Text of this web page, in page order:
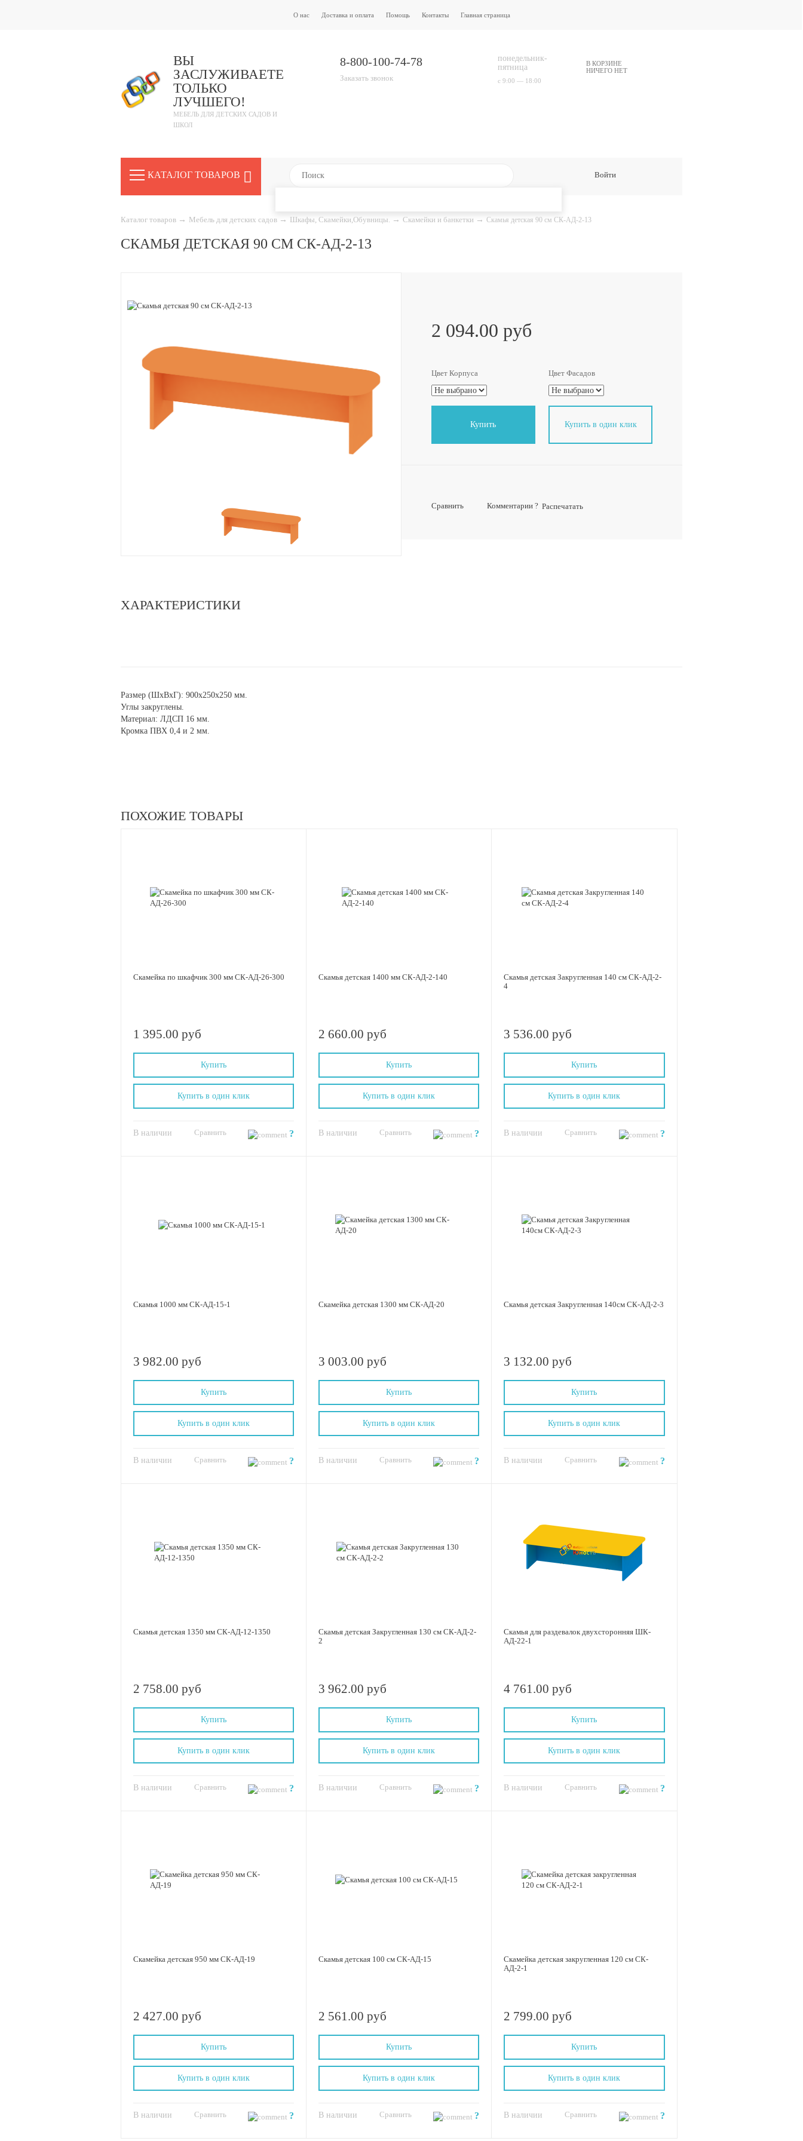
О нас Доставка и оплата Помощь Контакты Главная страница
ВЫ
ЗАСЛУЖИВАЕТЕ
ТОЛЬКО
ЛУЧШЕГО!
МЕБЕЛЬ ДЛЯ ДЕТСКИХ САДОВ И
ШКОЛ
8-800-100-74-78
Заказать звонок
понедельник-
пятница
с 9:00 — 18:00
В КОРЗИНЕ
НИЧЕГО НЕТ
КАТАЛОГ ТОВАРОВ Войти
Каталог товаров → Мебель для детских садов → Шкафы, Скамейки,Обувницы. → Скамейки и банкетки → Скамья детская 90 см СК-АД-2-13
СКАМЬЯ ДЕТСКАЯ 90 СМ СК-АД-2-13
2 094.00 руб
Цвет Корпуса Цвет Фасадов
Купить Купить в один клик
Сравнить Комментарии ? Распечатать
ХАРАКТЕРИСТИКИ
Размер (ШхВхГ): 900х250х250 мм.
Углы закруглены.
Материал: ЛДСП 16 мм.
Кромка ПВХ 0,4 и 2 мм.
ПОХОЖИЕ ТОВАРЫ
Скамейка по шкафчик 300 мм СК-АД-26-300
1 395.00 руб
Купить
В наличии Сравнить ?
Купить в один клик
Скамья детская 1400 мм СК-АД-2-140
2 660.00 руб
Купить
В наличии Сравнить ?
Купить в один клик
Скамья детская Закругленная 140 см СК-АД-2-
4
3 536.00 руб
Купить
В наличии Сравнить ?
Купить в один клик
Скамья 1000 мм СК-АД-15-1
3 982.00 руб
Купить
В наличии Сравнить ?
Купить в один клик
Скамейка детская 1300 мм СК-АД-20
3 003.00 руб
Купить
В наличии Сравнить ?
Купить в один клик
Скамья детская Закругленная 140см СК-АД-2-3
3 132.00 руб
Купить
В наличии Сравнить ?
Купить в один клик
Скамья детская 1350 мм СК-АД-12-1350
2 758.00 руб
Купить
В наличии Сравнить ?
Купить в один клик
Скамья детская Закругленная 130 см СК-АД-2-
2
3 962.00 руб
Купить
В наличии Сравнить ?
Купить в один клик
Скамья для раздевалок двухсторонняя ШК-
АД-22-1
4 761.00 руб
Купить
В наличии Сравнить ?
Купить в один клик
Скамейка детская 950 мм СК-АД-19
2 427.00 руб
Купить
В наличии Сравнить ?
Купить в один клик
Скамья детская 100 см СК-АД-15
2 561.00 руб
Купить
В наличии Сравнить ?
Купить в один клик
Скамейка детская закругленная 120 см СК-
АД-2-1
2 799.00 руб
Купить
В наличии Сравнить ?
Купить в один клик